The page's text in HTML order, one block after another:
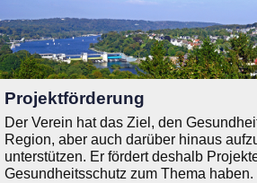
Projektförderung
Der Verein hat das Ziel, den
Region, aber auch darüber hinaus
unterstützen. Er fördert deshalb
Gesundheitsschutz zum Thema haben.